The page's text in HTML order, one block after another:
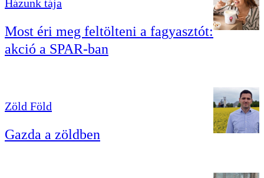
Házunk tája
Most éri meg feltölteni a fagyasztót:
akció a SPAR-ban
Zöld Föld
Gazda a zöldben